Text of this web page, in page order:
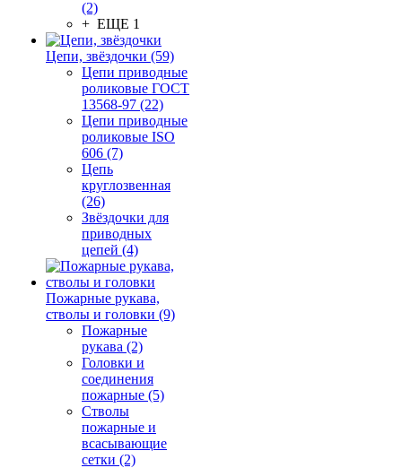
(2)
+ ЕЩЕ 1
Цепи, звёздочки (59)
Цепи приводные
роликовые ГОСТ
13568-97 (22)
Цепи приводные
роликовые ISO
606 (7)
Цепь
круглозвенная
(26)
Звёздочки для
приводных
цепей (4)
Пожарные рукава,
стволы и головки (9)
Пожарные
рукава (2)
Головки и
соединения
пожарные (5)
Стволы
пожарные и
всасывающие
сетки (2)